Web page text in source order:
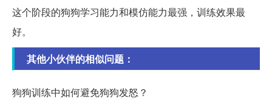
这个阶段的狗狗学习能力和模仿能力最强，训练效果最
好。
其他小伙伴的相似问题：
狗狗训练中如何避免狗狗发怒？